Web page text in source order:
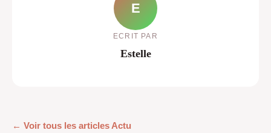
E
ECRIT PAR
Estelle
← Voir tous les articles Actu